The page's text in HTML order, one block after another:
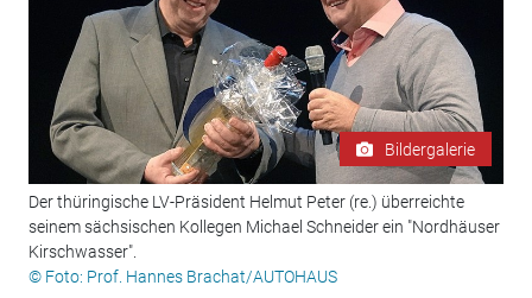
Bildergalerie
Der thüringische LV-Präsident Helmut Peter (re.) überreichte
seinem sächsischen Kollegen Michael Schneider ein "Nordhäuser
Kirschwasser".
© Foto: Prof. Hannes Brachat/AUTOHAUS